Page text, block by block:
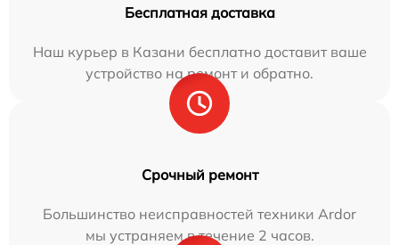
Бесплатная доставка
Наш курьер в Казани бесплатно доставит ваше
устройство на ремонт и обратно.
Срочный ремонт
Большинство неисправностей техники Ardor
мы устраняем в течение 2 часов.